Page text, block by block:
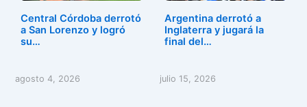
Central Córdoba derrotó
a San Lorenzo y logró
su…
agosto 4, 2026
Argentina derrotó a
Inglaterra y jugará la
final del…
julio 15, 2026